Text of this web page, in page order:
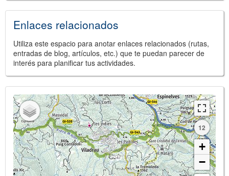
Enlaces relacionados
Utiliza este espacio para anotar enlaces relacionados (rutas,
entradas de blog, artículos, etc.) que te puedan parecer de
interés para planificar tus actividades.
12
+
−